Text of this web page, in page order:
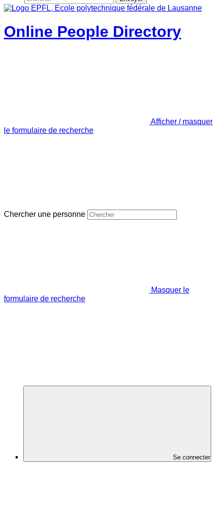
Online People Directory
Afficher / masquer
le formulaire de recherche
Chercher une personne
Masquer le
formulaire de recherche
Se connecter